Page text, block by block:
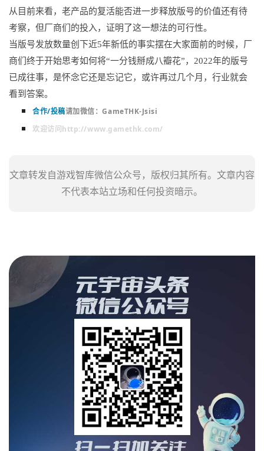
从目前来看，老产品的复活能否进一步释放版号的价值还有待
考察，但厂商们的投入，证明了这一想法的可行性。
当版号发放数量创下近5年新低的事实摆在大家面前的时候，厂
商们终于开始思考如何将“一分钱掰成八瓣花”，2022年的版号
已成往事，是怀念它还是忘记它，或许再过几个月，行业就会
看到答案。
合作/投稿请加微信：GameTHK-Jsisi
欢迎访问http://www.gamethk.com/
文章转发自游戏智库微信公众号，版权归其所有。文章内容
不代表本站立场和任何投资暗示。